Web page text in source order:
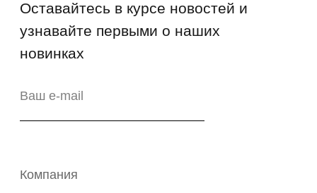
№83312 от 19.01.2018 года